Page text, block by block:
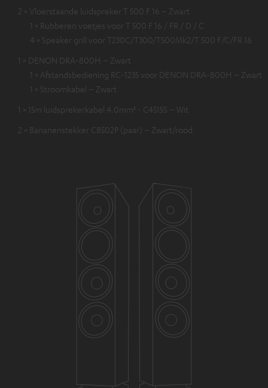
2 × Vloerstaande luidspreker T 500 F 16 – Zwart
1 × Rubberen voetjes voor T 500 F 16 / FR / D / C
4 × Speaker grill voor T230C/T300/T500Mk2/T 500 F/C/FR 16
1 × DENON DRA-800H – Zwart
1 × Afstandsbediening RC-1235 voor DENON DRA-800H – Zwart
1 × Stroomkabel – Zwart
1 × 15m luidsprekerkabel 4.0mm² - C4515S – Wit
2 × Bananenstekker C8502P (paar) – Zwart/rood